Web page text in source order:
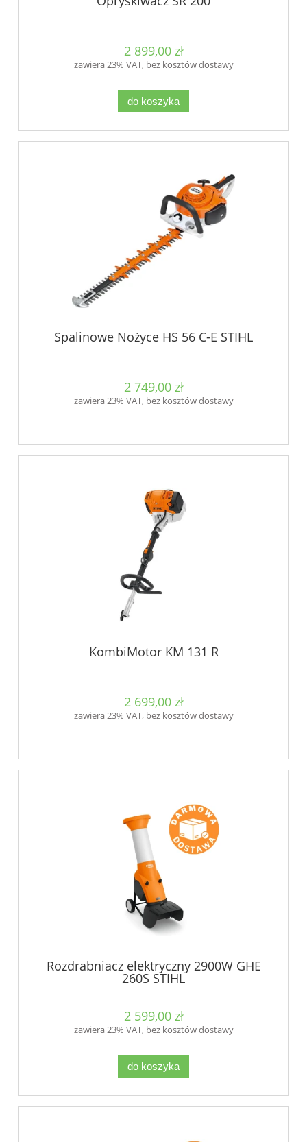
2 899,00 zł
zawiera 23% VAT, bez kosztów dostawy
do koszyka
Spalinowe Nożyce HS 56 C-E STIHL
2 749,00 zł
zawiera 23% VAT, bez kosztów dostawy
KombiMotor KM 131 R
2 699,00 zł
zawiera 23% VAT, bez kosztów dostawy
Rozdrabniacz elektryczny 2900W GHE
260S STIHL
2 599,00 zł
zawiera 23% VAT, bez kosztów dostawy
do koszyka